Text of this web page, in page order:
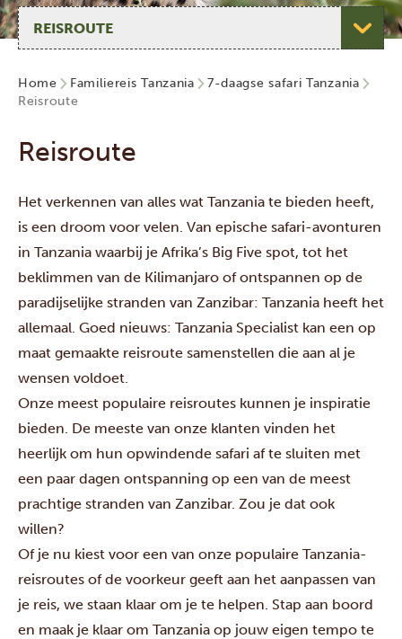
Selecteer pagina
Home Familiereis Tanzania
7-daagse safari Tanzania
Reisroute
Reisroute
Het verkennen van alles wat Tanzania te bieden heeft,
is een droom voor velen. Van epische safari-avonturen
in Tanzania waarbij je Afrika’s Big Five spot, tot het
beklimmen van de Kilimanjaro of ontspannen op de
paradijselijke stranden van Zanzibar: Tanzania heeft het
allemaal. Goed nieuws: Tanzania Specialist kan een op
maat gemaakte reisroute samenstellen die aan al je
wensen voldoet.
Onze meest populaire reisroutes kunnen je inspiratie
bieden. De meeste van onze klanten vinden het
heerlijk om hun opwindende safari af te sluiten met
een paar dagen ontspanning op een van de meest
prachtige stranden van Zanzibar. Zou je dat ook
willen?
Of je nu kiest voor een van onze populaire Tanzania-
reisroutes of de voorkeur geeft aan het aanpassen van
je reis, we staan klaar om je te helpen. Stap aan boord
en maak je klaar om Tanzania op jouw eigen tempo te